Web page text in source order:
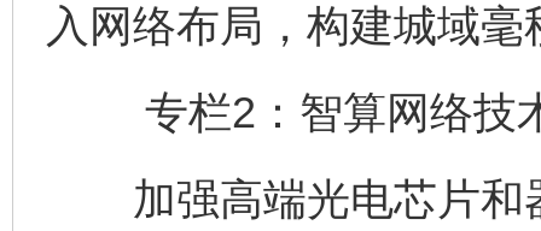
入网络布局，构建城域
专栏2：智算网络技
加强高端光电芯片和